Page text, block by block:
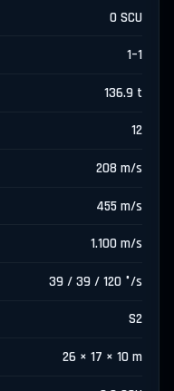
0 SCU
1–1
136.9 t
12
208 m/s
455 m/s
1.100 m/s
39 / 39 / 120 °/s
S2
26 × 17 × 10 m